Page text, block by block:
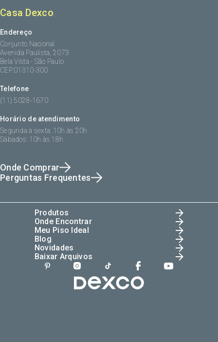
Casa Dexco
Endereço
Conjunto Nacional
Avenida Paulista, 2073
Bela Vista - São Paulo
CEP:01310-300
Telefone
(11) 5028-1670
Horário de atendimento
Segunda à sexta: 10h às 20h
Sábados: 10h às 18h
Onde Comprar
Perguntas Frequentes
Produtos
Onde Encontrar
Meu Piso Ideal
Blog
Novidades
Baixar Arquivos